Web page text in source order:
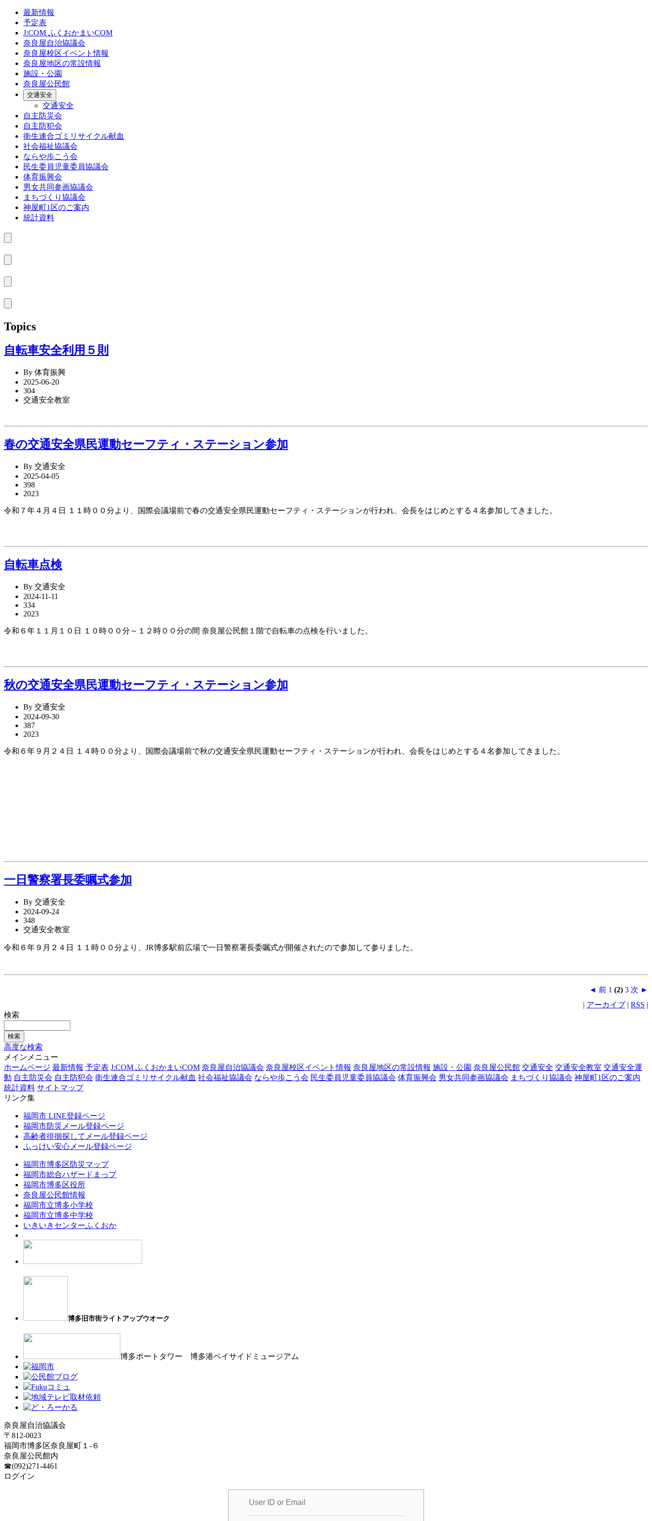
最新情報
予定表
J:COM ふくおかまいCOM
奈良屋自治協議会
奈良屋校区イベント情報
奈良屋地区の常設情報
施設・公園
奈良屋公民館
交通安全
交通安全
自主防災会
自主防犯会
衛生連合ゴミリサイクル献血
社会福祉協議会
ならや歩こう会
民生委員児童委員協議会
体育振興会
男女共同参画協議会
まちづくり協議会
神屋町1区のご案内
統計資料
Topics
自転車安全利用５則
By 体育振興
2025-06-20
304
交通安全教室
春の交通安全県民運動セーフティ・ステーション参加
By 交通安全
2025-04-05
398
2023
令和７年４月４日 １１時００分より、国際会議場前で春の交通安全県民運動セーフティ・ステーションが行われ、会長をはじめとする４名参加してきました。
自転車点検
By 交通安全
2024-11-11
334
2023
令和６年１１月１０日 １０時００分～１２時００分の間 奈良屋公民館１階で自転車の点検を行いました。
秋の交通安全県民運動セーフティ・ステーション参加
By 交通安全
2024-09-30
387
2023
令和６年９月２４日 １４時００分より、国際会議場前で秋の交通安全県民運動セーフティ・ステーションが行われ、会長をはじめとする４名参加してきました。
一日警察署長委嘱式参加
By 交通安全
2024-09-24
348
交通安全教室
令和６年９月２４日 １１時００分より、JR博多駅前広場で一日警察署長委嘱式が開催されたので参加して参りました。
◄ 前 1 (2) 3 次 ►
| アーカイブ | RSS |
検索
高度な検索
メインメニュー
ホームページ 最新情報 予定表 J:COM ふくおかまいCOM 奈良屋自治協議会 奈良屋校区イベント情報 奈良屋地区の常設情報 施設・公園 奈良屋公民館 交通安全 交通安全教室 交通安全運
動 自主防災会 自主防犯会 衛生連合ゴミリサイクル献血 社会福祉協議会 ならや歩こう会 民生委員児童委員協議会 体育振興会 男女共同参画協議会 まちづくり協議会 神屋町1区のご案内
統計資料 サイトマップ
リンク集
福岡市 LINE登録ページ
福岡市防災メール登録ページ
高齢者徘徊探してメール登録ページ
ふっけい安心メール登録ページ
福岡市博多区防災マップ
福岡市総合ハザードまっプ
福岡市博多区役所
奈良屋公民館情報
福岡市立博多小学校
福岡市立博多中学校
いきいきセンターふくおか
博多旧市街ライトアップウオーク
博多ポートタワー 博多港ベイサイドミュージアム
奈良屋自治協議会
〒812-0023
福岡市博多区奈良屋町１-６
奈良屋公民館内
☎(092)271-4461
ログイン